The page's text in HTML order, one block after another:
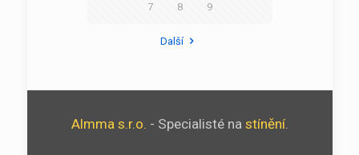
7 8 9
Další
Almma s.r.o. - Specialisté na stínění.